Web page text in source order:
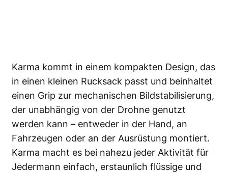
Karma kommt in einem kompakten Design, das
in einen kleinen Rucksack passt und beinhaltet
einen Grip zur mechanischen Bildstabilisierung,
der unabhängig von der Drohne genutzt
werden kann – entweder in der Hand, an
Fahrzeugen oder an der Ausrüstung montiert.
Karma macht es bei nahezu jeder Aktivität für
Jedermann einfach, erstaunlich flüssige und